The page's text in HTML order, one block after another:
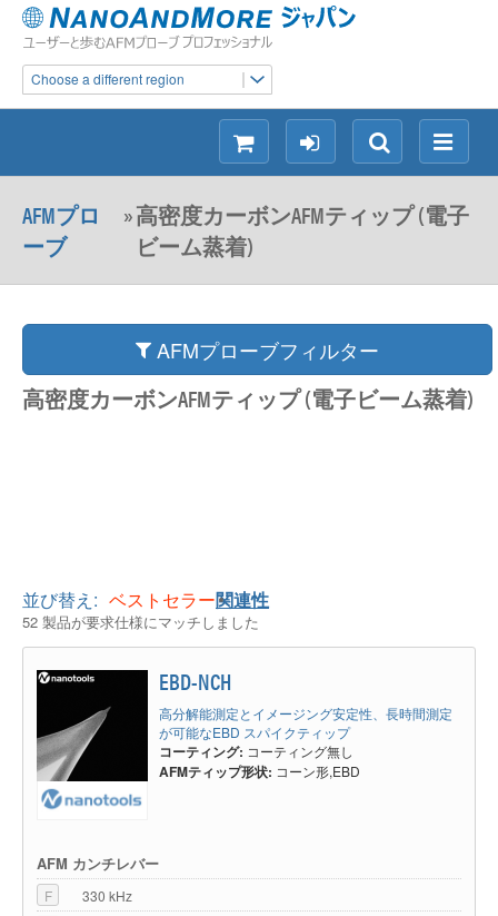
Choose a different region
メ
ニ
ュ
ー
検
索
ロ
グ
イ
シ
ョ
ッ
ピ
ン
AFMプロ
ーブ
»高密度カーボンAFMティップ (電子
ビーム蒸着)
AFMプローブフィルター
高密度カーボンAFMティップ (電子ビーム蒸着)
並び替え: ベストセラー関連性
52 製品が要求仕様にマッチしました
EBD-NCH
高分解能測定とイメージング安定性、長時間測定
が可能なEBD スパイクティップ
コーティング: コーティング無し
AFMティップ形状: コーン形,EBD
AFM カンチレバー
F
330 kHz